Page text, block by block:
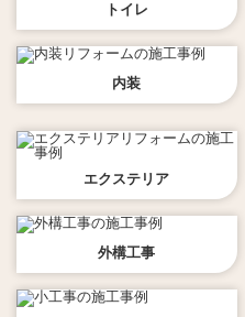
トイレ
内装
エクステリア
外構工事